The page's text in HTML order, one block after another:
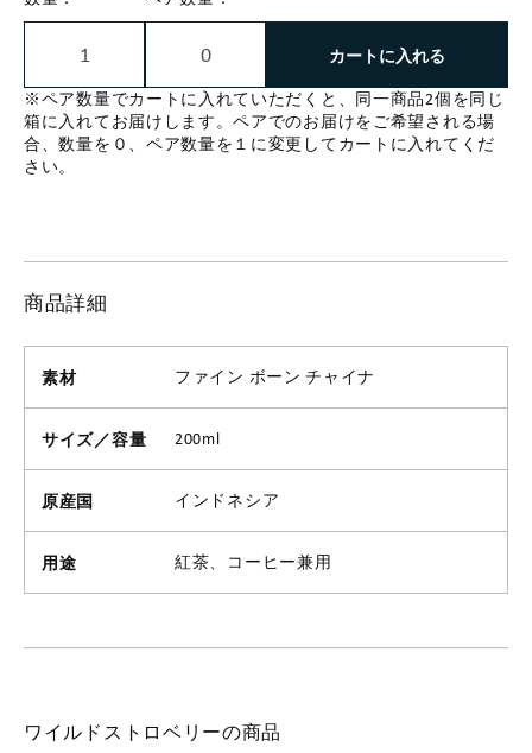
カートに入れる
※ペア数量でカートに入れていただくと、同一商品2個を同じ
箱に入れてお届けします。ペアでのお届けをご希望される場
合、数量を０、ペア数量を１に変更してカートに入れてくだ
さい。
商品詳細
素材 ファイン ボーン チャイナ
サイズ／容量 200ml
原産国 インドネシア
用途 紅茶、コーヒー兼用
ワイルドストロベリーの商品